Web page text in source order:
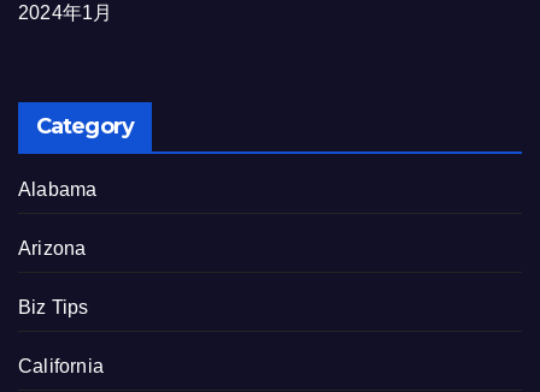
2024年1月
Category
Alabama
Arizona
Biz Tips
California